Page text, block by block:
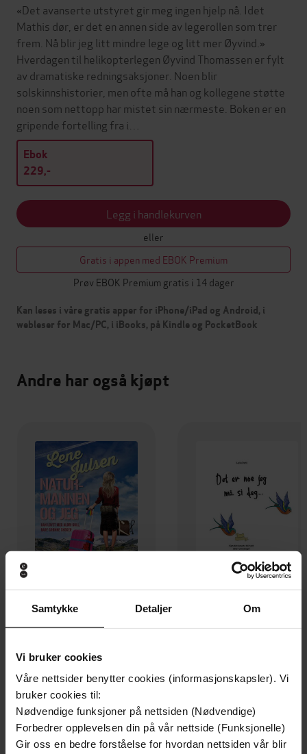
Samtykke Detaljer Om
Vi bruker cookies
Våre nettsider benytter cookies (informasjonskapsler). Vi
bruker cookies til:
Nødvendige funksjoner på nettsiden (Nødvendige)
Forbedrer opplevelsen din på vår nettside (Funksjonelle)
Gir oss en bedre forståelse for hvordan nettsiden vår blir
«Det avanserte utstyret gir meg ingen hjelp nå. Idet
Mathis dør, er det en annen side av legerollen som trer
frem. Nå blir jeg litt mindre lege og litt mer Øyvind.»
Hverdagen til helikopterlegen Øyvind Thomassen er fylt
av dramatiske redningsaksjoner. Noen blir
solskinnshistorier, men ofte må han og kollegene støtte
noen som nettopp har mistet sin nærmeste. Boken er en
gripende fortelling fra i…
Ebok
229,-
Legg i handlekurven
eller
Gratis i appen med EBOK Premium
Prøv EBOK Premium gratis i 14 dager
Kan leses i våre gratis apper for iPhone/iPad og Android, i
webleser for Mac/PC, i iBooks, på Kindle og PocketBook
Andre har også kjøpt
249,-
Lene Julsen
EBOK
199,-
EBOK